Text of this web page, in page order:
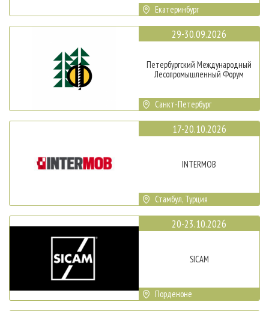
Екатеринбург
29-30.09.2026
Петербургский Международный
Лесопромышленный Форум
Санкт-Петербург
17-20.10.2026
INTERMOB
Стамбул, Турция
20-23.10.2026
SICAM
Порденоне